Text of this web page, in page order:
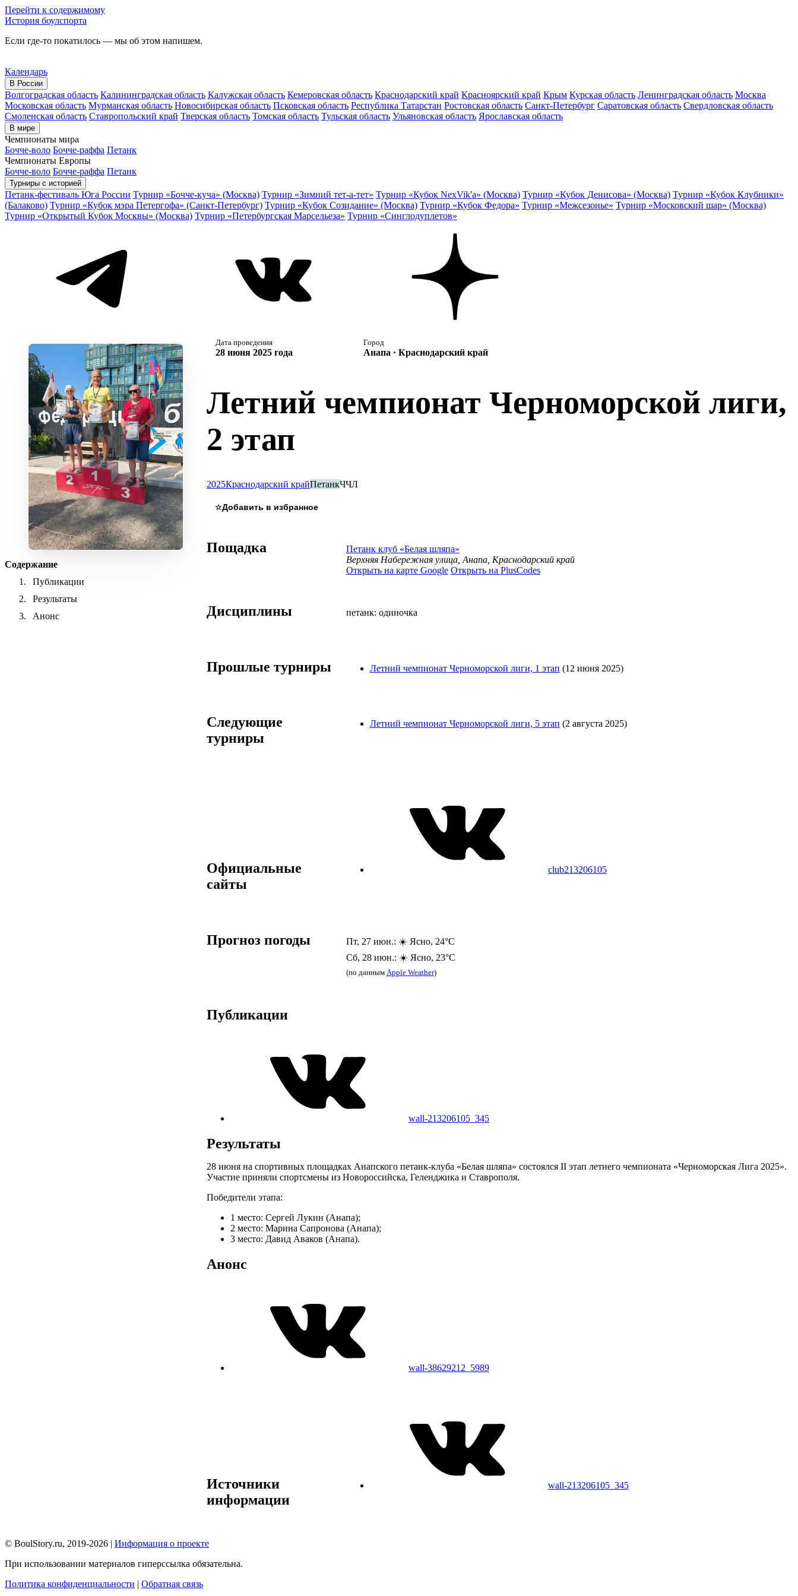
Перейти к содержимому
История боулспорта
Если где-то покатилось — мы об этом напишем.
Календарь
В России
Волгоградская область Калининградская область Калужская область Кемеровская область Краснодарский край Красноярский край Крым Курская область Ленинградская область Москва
Московская область Мурманская область Новосибирская область Псковская область Республика Татарстан Ростовская область Санкт-Петербург Саратовская область Свердловская область
Смоленская область Ставропольский край Тверская область Томская область Тульская область Ульяновская область Ярославская область
В мире
Чемпионаты мира
Бочче-воло Бочче-раффа Петанк
Чемпионаты Европы
Бочче-воло Бочче-раффа Петанк
Турниры с историей
Петанк-фестиваль Юга России Турнир «Бочче-куча» (Москва) Турнир «Зимний тет-а-тет» Турнир «Кубок NexVik'a» (Москва) Турнир «Кубок Денисова» (Москва) Турнир «Кубок Клубники»
(Балаково) Турнир «Кубок мэра Петергофа» (Санкт-Петербург) Турнир «Кубок Созидание» (Москва) Турнир «Кубок Федора» Турнир «Межсезонье» Турнир «Московский шар» (Москва)
Турнир «Открытый Кубок Москвы» (Москва) Турнир «Петербургская Марсельеза» Турнир «Синглодуплетов»
Содержание
Публикации
Результаты
Анонс
Дата проведения
28 июня 2025 года
Город
Анапа · Краснодарский край
Летний чемпионат Черноморской лиги,
2 этап
2025Краснодарский крайПетанкЧЧЛ
☆
Пощадка
Петанк клуб «Белая шляпа»
Верхняя Набережная улица, Анапа, Краснодарский край
Открыть на карте Google Открыть на PlusCodes
Дисциплины петанк: одиночка
Прошлые турниры Летний чемпионат Черноморской лиги, 1 этап (12 июня 2025)
Следующие
турниры
Летний чемпионат Черноморской лиги, 5 этап (2 августа 2025)
Официальные
сайты
club213206105
Прогноз погоды
Пт, 27 июн.: ☀️ Ясно, 24°C
Сб, 28 июн.: ☀️ Ясно, 23°C
(по данным Apple Weather)
Публикации
wall-213206105_345
Результаты
28 июня на спортивных площадках Анапского петанк-клуба «Белая шляпа» состоялся II этап летнего чемпионата «Черноморская Лига 2025».
Участие приняли спортсмены из Новороссийска, Геленджика и Ставрополя.
Победители этапа:
1 место: Сергей Лукин (Анапа);
2 место: Марина Сапронова (Анапа);
3 место: Давид Аваков (Анапа).
Анонс
wall-38629212_5989
Источники
информации
wall-213206105_345
© BoulStory.ru, 2019-2026 | Информация о проекте
При использовании материалов гиперссылка обязательна.
Политика конфиденциальности | Обратная связь